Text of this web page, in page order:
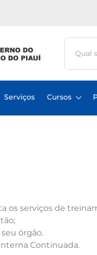
Serviços Cursos
os serviços de
órgão.
Continuada.